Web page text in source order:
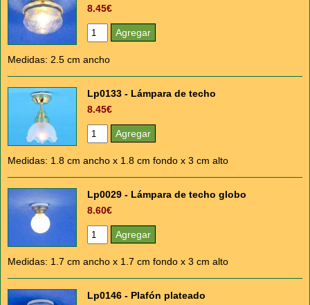
8.45€
Medidas: 2.5 cm ancho
Lp0133 - Lámpara de techo
8.45€
Medidas: 1.8 cm ancho x 1.8 cm fondo x 3 cm alto
Lp0029 - Lámpara de techo globo
8.60€
Medidas: 1.7 cm ancho x 1.7 cm fondo x 3 cm alto
Lp0146 - Plafón plateado